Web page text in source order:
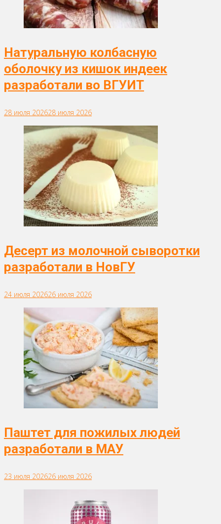
Натуральную колбасную
оболочку из кишок индеек
разработали во ВГУИТ
28 июля 202628 июля 2026
Десерт из молочной сыворотки
разработали в НовГУ
24 июля 202626 июля 2026
Паштет для пожилых людей
разработали в МАУ
23 июля 202626 июля 2026